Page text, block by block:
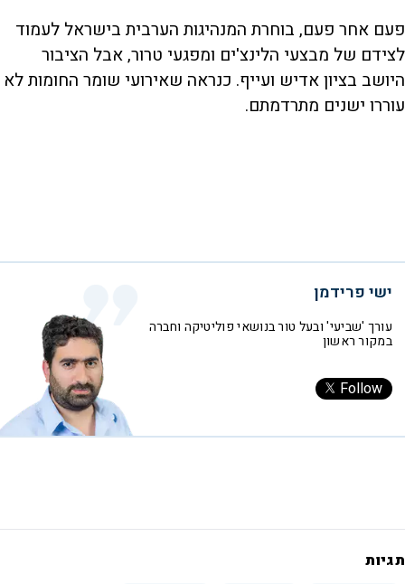
פעם אחר פעם, בוחרת המנהיגות הערבית בישראל לעמוד
לצידם של מבצעי הלינצ'ים ומפגעי טרור, אבל הציבור
היושב בציון אדיש ועייף. כנראה שאירועי שומר החומות לא
עוררו ישנים מתרדמתם.
ישי פרידמן
עורך 'שביעי' ובעל טור בנושאי פוליטיקה וחברה
במקור ראשון
Follow
תגיות